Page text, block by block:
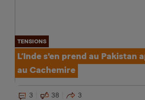
TENSIONS
L’Inde s'en prend au Pakistan
au Cachemire
3 38 3